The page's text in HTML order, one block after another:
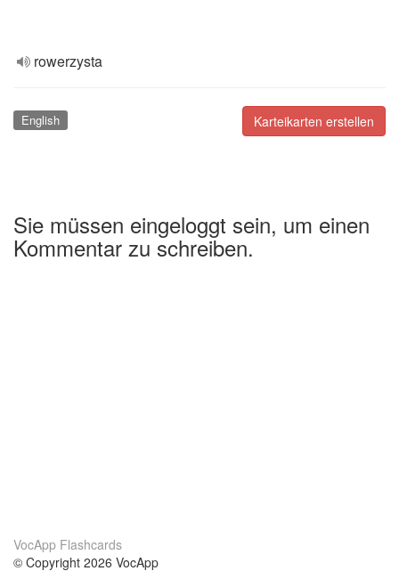
rowerzysta
Karteikarten erstellen
English
Sie müssen eingeloggt sein, um einen
Kommentar zu schreiben.
VocApp Flashcards
© Copyright 2026 VocApp